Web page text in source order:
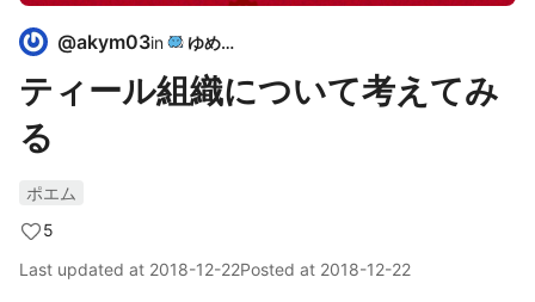
@akym03in ゆめみ
ティール組織について考えてみ
る
ポエム
5
Last updated at 2018-12-22Posted at 2018-12-22